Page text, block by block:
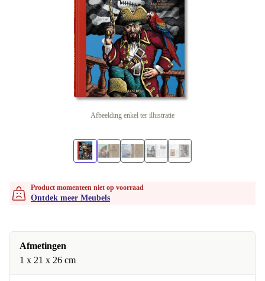
Afbeelding enkel ter illustratie
Product momenteen niet op voorraad
Ontdek meer Meubels
Afmetingen
1 x 21 x 26 cm